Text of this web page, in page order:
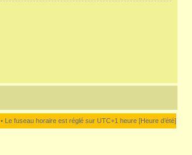
• Le fuseau horaire est réglé sur UTC+1 heure [Heure d’été]